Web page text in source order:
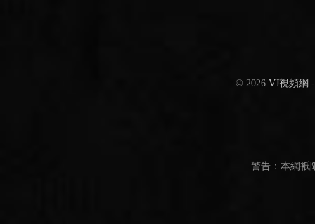
© 2026 VJ視頻網
警告：本網衹